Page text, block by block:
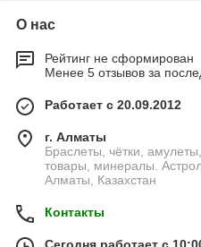
О нас
Рейтинг не сформирован
Менее 5 отзывов за
Работает с 20.09.2012
г. Алматы
Браслеты, чётки,
товары, минералы.
Алматы, Казахстан
Контакты